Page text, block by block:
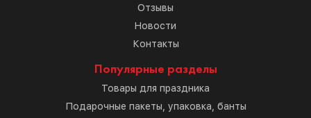
Отзывы
Новости
Контакты
Популярные разделы
Товары для праздника
Подарочные пакеты, упаковка, банты